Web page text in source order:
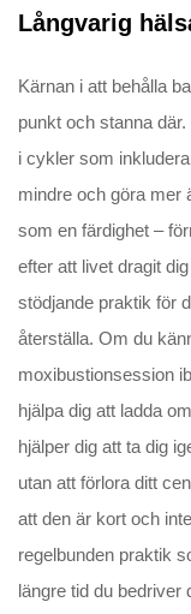
Långvarig
Kärnan i att behålla
punkt och stanna
i cykler som
mindre och göra mer
som en färdighet –
efter att livet dragit
stödjande praktik för
återställa. Om du
moxibustionsession
hjälpa dig att ladda
hjälper dig att ta dig
utan att förlora ditt
att den är kort och
regelbunden praktik
längre tid du